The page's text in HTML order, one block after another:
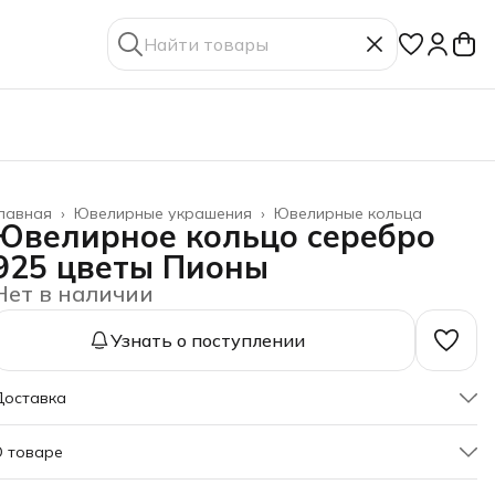
Ювелирные кольца
Ювелирные украшения ›
›
кольцо серебро
цветы Пионы
в наличии
Узнать о поступлении
товаре